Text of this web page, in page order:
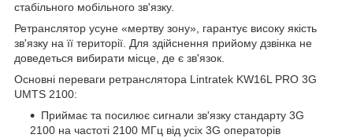
стабільного мобільного зв'язку.
Ретранслятор усуне «мертву зону», гарантує високу якість
зв'язку на її території. Для здійснення прийому дзвінка не
доведеться вибирати місце, де є зв'язок.
Основні переваги ретранслятора Lintratek KW16L PRO 3G
UMTS 2100:
Приймає та посилює сигнали зв'язку стандарту 3G
2100 на частоті 2100 МГц від усіх 3G операторів